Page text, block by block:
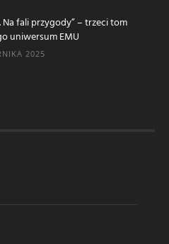
Na fali przygody” – trzeci tom
uniwersum EMU
2025